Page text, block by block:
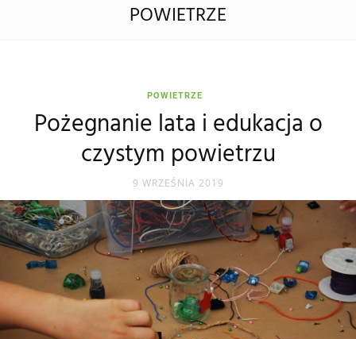
ekologiczna
Abrys
POWIETRZE
POWIETRZE
Pożegnanie lata i edukacja o
czystym powietrzu
9 WRZEŚNIA 2019